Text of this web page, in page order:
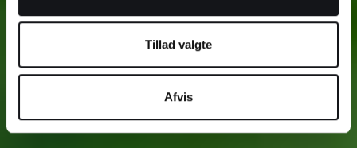
Tillad valgte
Afvis